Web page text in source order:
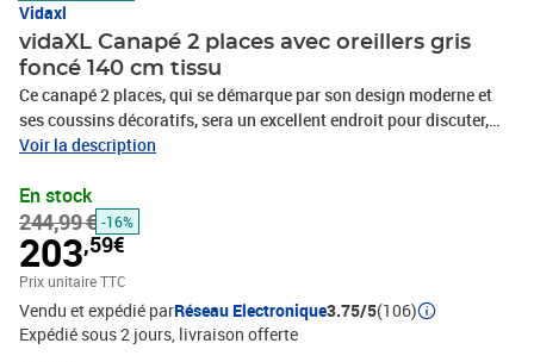
Vidaxl
vidaXL Canapé 2 places avec oreillers gris
foncé 140 cm tissu
Ce canapé 2 places, qui se démarque par son design moderne et
ses coussins décoratifs, sera un excellent endroit pour discuter,
regarder la télévision ou simplement vous détendre. Tissu durable
respirant et durable.Cadre robuste et stable : le cadre en métal du
canapé de salon assure robustesse et stabilité.Housses d'oreillers
amovibles : grâce à la fermeture éclair, les housses de ces oreillers
de traversin sont faciles à retirer et à nettoyer en cas de
besoin.Expérience d'assise confortable : le canapé est très
confortable avec les sièges, les accoudoirs et les oreillers de
dossier bien rembourrés. En outre, les oreillers décoratifs peuvent
Voir la description
En stock
244,99 € -16%
203,59€
Prix unitaire TTC
Vendu et expédié parRéseau Electronique3.75/5(106)
Expédié sous 2 jours livraison offerte